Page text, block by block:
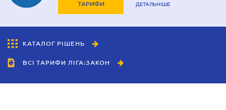
ТАРИФИ ДЕТАЛЬНІШЕ
КАТАЛОГ РІШЕНЬ
ВСІ ТАРИФИ ЛІГА:ЗАКОН